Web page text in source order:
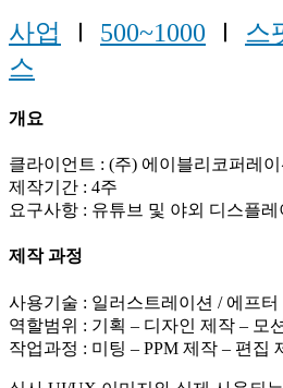
사업 Ⅰ 500~1000 Ⅰ 스
스
개요
클라이언트 : (주) 에이블리코퍼레이
제작기간 : 4주
요구사항 : 유튜브 및 야외 디스플
제작 과정
사용기술 : 일러스트레이션 / 에프
역할범위 : 기획 – 디자인 제작 – 모
작업과정 : 미팅 – PPM 제작 – 편집